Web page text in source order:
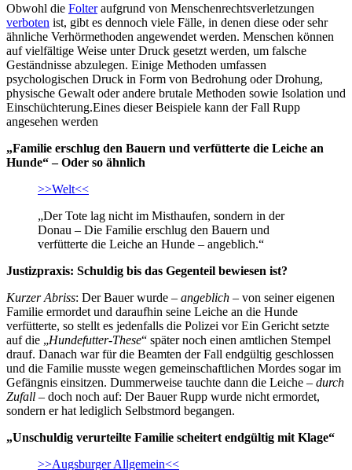
Obwohl die Folteraufgrund von Menschenrechtsverletzungen
verboten ist, gibt es dennoch viele Fälle, in denen diese oder sehr
ähnliche Verhörmethoden angewendet werden. Menschen können
auf vielfältige Weise unter Druck gesetzt werden, um falsche
Geständnisse abzulegen. Einige Methoden umfassen
psychologischen Druck in Form von Bedrohung oder Drohung,
physische Gewalt oder andere brutale Methoden sowie Isolation und
Einschüchterung.Eines dieser Beispiele kann der Fall Rupp
angesehen werden
„Familie erschlug den Bauern und verfütterte die Leiche an
Hunde“ – Oder so ähnlich
>>Welt<<
„Der Tote lag nicht im Misthaufen, sondern in der
Donau – Die Familie erschlug den Bauern und
verfütterte die Leiche an Hunde – angeblich.“
Justizpraxis: Schuldig bis das Gegenteil bewiesen ist?
Kurzer Abriss: Der Bauer wurde – angeblich – von seiner eigenen
Familie ermordet und daraufhin seine Leiche an die Hunde
verfütterte, so stellt es jedenfalls die Polizei vor Ein Gericht setzte
auf die „Hundefutter-These“ später noch einen amtlichen Stempel
drauf. Danach war für die Beamten der Fall endgültig geschlossen
und die Familie musste wegen gemeinschaftlichen Mordes sogar im
Gefängnis einsitzen. Dummerweise tauchte dann die Leiche – durch
Zufall – doch noch auf: Der Bauer Rupp wurde nicht ermordet,
sondern er hat lediglich Selbstmord begangen.
„Unschuldig verurteilte Familie scheitert endgültig mit Klage“
>>Augsburger Allgemein<<